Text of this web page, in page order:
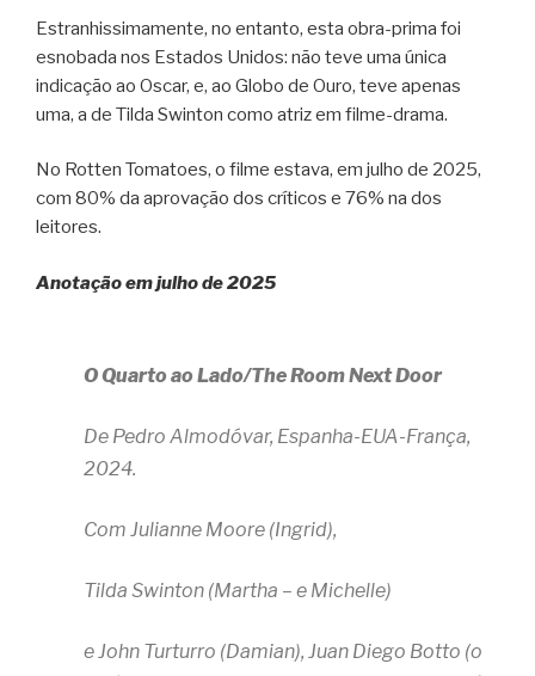
Estranhissimamente, no entanto, esta obra-prima foi
esnobada nos Estados Unidos: não teve uma única
indicação ao Oscar, e, ao Globo de Ouro, teve apenas
uma, a de Tilda Swinton como atriz em filme-drama.
No Rotten Tomatoes, o filme estava, em julho de 2025,
com 80% da aprovação dos críticos e 76% na dos
leitores.
Anotação em julho de 2025
O Quarto ao Lado/The Room Next Door
De Pedro Almodóvar, Espanha-EUA-França,
2024.
Com Julianne Moore (Ingrid),
Tilda Swinton (Martha – e Michelle)
e John Turturro (Damian), Juan Diego Botto (o